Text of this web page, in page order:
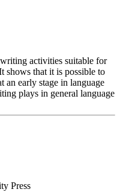
activities suitable for
shows that it is possible to
an early stage in language
plays in general language
Press